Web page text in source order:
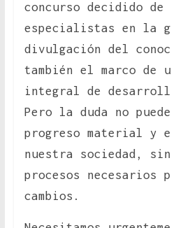
concurso decidido de
especialistas en la
divulgación del
también el marco de
integral de
Pero la duda no
progreso material y
nuestra sociedad,
procesos necesarios
cambios.